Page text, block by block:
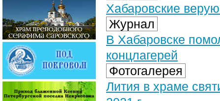
Хабаровские
Журнал
В Хабаровске
концлагерей
Фотогалерея
Лития в храме